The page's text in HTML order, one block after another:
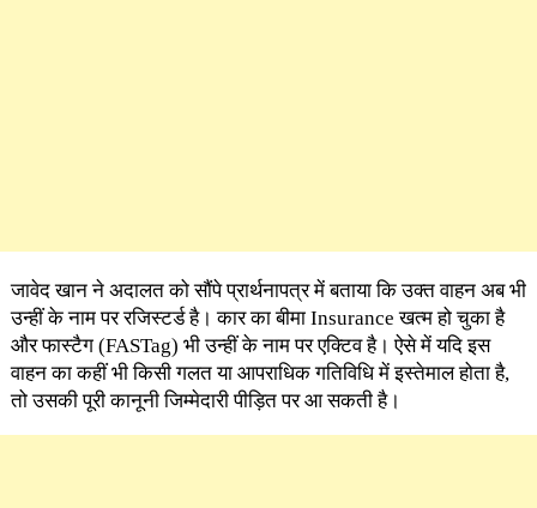
जावेद खान ने अदालत को सौंपे प्रार्थनापत्र में बताया कि उक्त वाहन अब भी
उन्हीं के नाम पर रजिस्टर्ड है। कार का बीमा Insurance खत्म हो चुका है
और फास्टैग (FASTag) भी उन्हीं के नाम पर एक्टिव है। ऐसे में यदि इस
वाहन का कहीं भी किसी गलत या आपराधिक गतिविधि में इस्तेमाल होता है,
तो उसकी पूरी कानूनी जिम्मेदारी पीड़ित पर आ सकती है।